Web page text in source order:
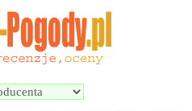
Wyszukiwarka
pogodowych